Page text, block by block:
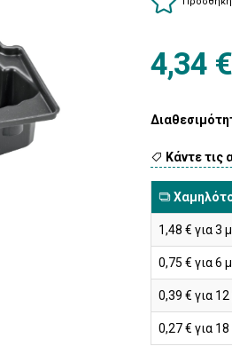
4,34 €
Κάντε τις
1,48 € για 3
0,75 € για 6
0,39 € για
0,27 € για